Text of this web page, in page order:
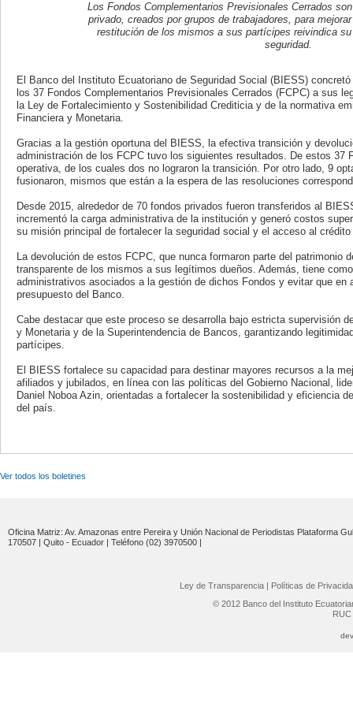
Los Fondos Complementarios Previsionales Cerrados
privado, creados por grupos de trabajadores, para
restitución de los mismos a sus partícipes reivindica
seguridad.
El Banco del Instituto Ecuatoriano de Seguridad Social (BIESS)
los 37 Fondos Complementarios Previsionales Cerrados (FCPC) a sus
la Ley de Fortalecimiento y Sostenibilidad Crediticia y de la normativa
Financiera y Monetaria.
Gracias a la gestión oportuna del BIESS, la efectiva transición y
administración de los FCPC tuvo los siguientes resultados. De estos 37
operativa, de los cuales dos no lograron la transición. Por otro lado, 9
fusionaron, mismos que están a la espera de las resoluciones
Desde 2015, alrededor de 70 fondos privados fueron transferidos al
incrementó la carga administrativa de la institución y generó costos
su misión principal de fortalecer la seguridad social y el acceso al
La devolución de estos FCPC, que nunca formaron parte del patrimonio
transparente de los mismos a sus legítimos dueños. Además, tiene
administrativos asociados a la gestión de dichos Fondos y evitar que en
presupuesto del Banco.
Cabe destacar que este proceso se desarrolla bajo estricta supervisión
y Monetaria y de la Superintendencia de Bancos, garantizando
partícipes.
El BIESS fortalece su capacidad para destinar mayores recursos a la
afiliados y jubilados, en línea con las políticas del Gobierno Nacional,
Daniel Noboa Azin, orientadas a fortalecer la sostenibilidad y eficiencia
del país.
Ver todos los boletines
Oficina Matriz: Av. Amazonas entre Pereira y Unión Nacional de Periodistas Plataforma
170507 | Quito - Ecuador | Teléfono (02) 3970500 |
Ley de Transparencia | Políticas de
© 2012 Banco del Instituto